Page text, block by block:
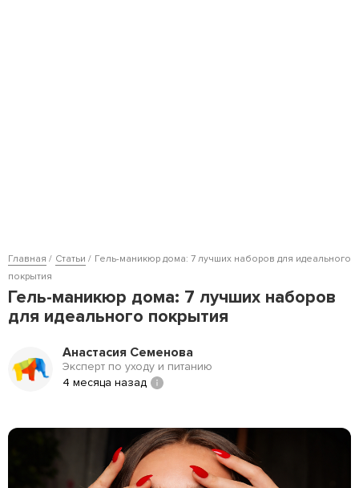
Главная Статьи
Гель-маникюр дома: 7 лучших наборов для идеального
покрытия
Гель-маникюр дома: 7 лучших наборов
для идеального покрытия
Анастасия Семенова
Эксперт по уходу и питанию
4 месяца назад